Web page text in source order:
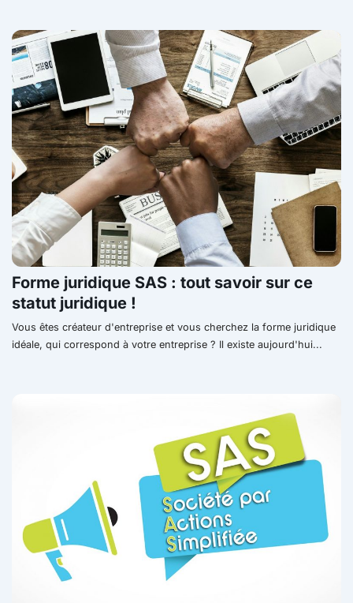
Forme juridique SAS : tout savoir sur ce
statut juridique !
Vous êtes créateur d'entreprise et vous cherchez la forme juridique
idéale, qui correspond à votre entreprise ? Il existe aujourd'hui...